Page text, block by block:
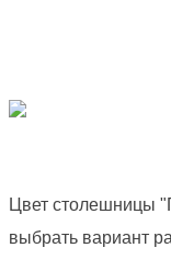
Цвет столешницы
выбрать вариант